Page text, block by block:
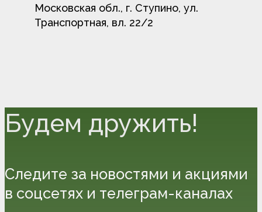
Московская обл., г. Ступино, ул.
Транспортная, вл. 22/2
Будем дружить!
Следите за новостями и акциями
в соцсетях и телеграм-каналах